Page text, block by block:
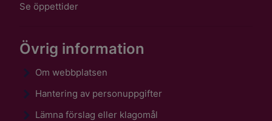
Se öppettider
Övrig information
Om webbplatsen
Hantering av personuppgifter
Lämna förslag eller klagomål